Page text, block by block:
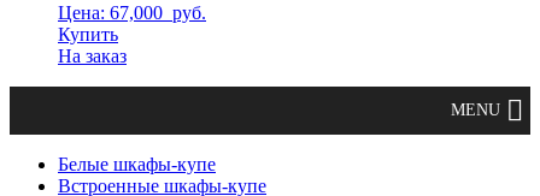
Цена: 67,000 руб.
Купить
На заказ
Белые шкафы-купе
Встроенные шкафы-купе